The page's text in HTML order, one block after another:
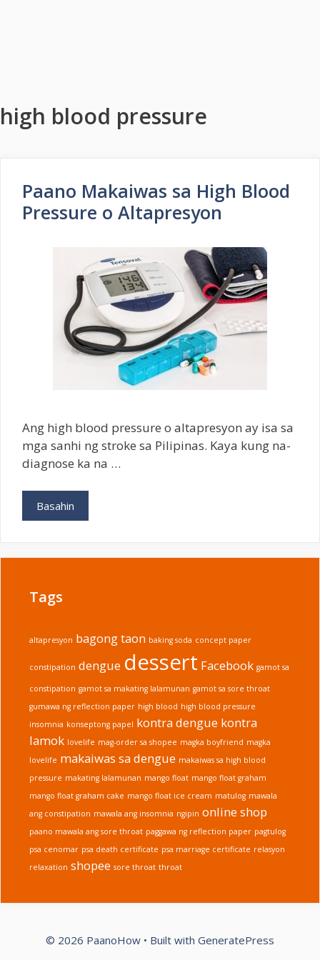
high blood pressure
Paano Makaiwas sa High Blood
Pressure o Altapresyon
Ang high blood pressure o altapresyon ay isa sa
mga sanhi ng stroke sa Pilipinas. Kaya kung na-
diagnose ka na …
Basahin
Makaiwas
Tags
altapresyon bagong taon baking soda concept paper
constipation dengue dessert Facebook gamot sa
constipation gamot sa makating lalamunan gamot sa sore throat
gumawa ng reflection paper high blood high blood pressure
insomnia konseptong papel kontra dengue kontra
lamok lovelife mag-order sa shopee magka boyfriend magka
lovelife makaiwas sa dengue makaiwas sa high blood
pressure makating lalamunan mango float mango float graham
mango float graham cake mango float ice cream matulog mawala
ang constipation mawala ang insomnia ngipin online shop
paano mawala ang sore throat paggawa ng reflection paper pagtulog
psa cenomar psa death certificate psa marriage certificate relasyon
relaxation shopee sore throat throat
© 2026 PaanoHow • Built with GeneratePress